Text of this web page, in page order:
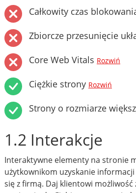
Całkowity czas
Zbiorcze przesunięcie
Core Web Vitals Rozwiń
Ciężkie strony Rozwiń
Strony o rozmiarze
1.2 Interakcje
Interaktywne elementy na stronie
użytkownikom uzyskanie
się z firmą. Daj klientowi możliwość